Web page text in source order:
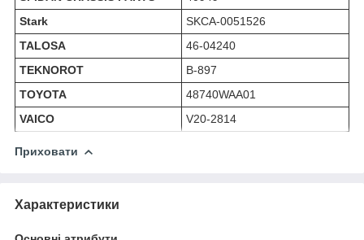
Stark
SKCA-0051526
TALOSA
46-04240
TEKNOROT
B-897
TOYOTA
48740WAA01
VAICO
V20-2814
Приховати
Характеристики